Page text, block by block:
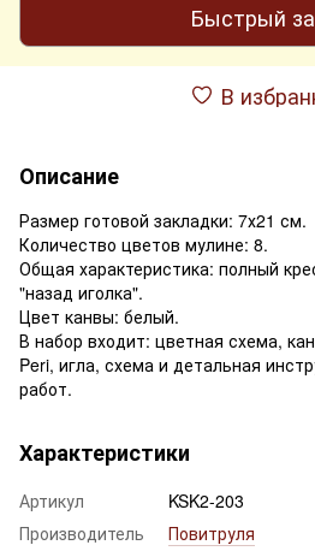
Быстрый
В
Описание
Размер готовой закладки: 7х21 см.
Количество цветов мулине: 8.
Общая характеристика: полный
"назад иголка".
Цвет канвы: белый.
В набор входит: цветная схема,
Peri, игла, схема и детальная
работ.
Характеристики
Артикул
KSK2-203
Производитель
Повитруля